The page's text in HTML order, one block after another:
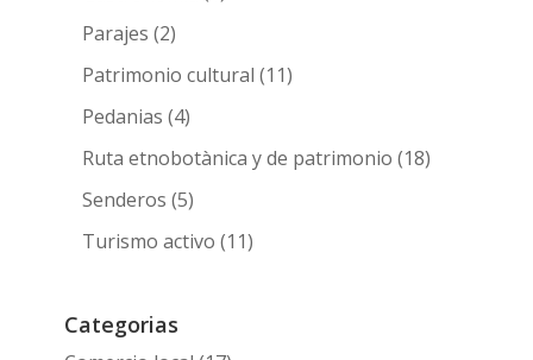
Parajes (2)
Patrimonio cultural (11)
Pedanias (4)
Ruta etnobotànica y de patrimonio (18)
Senderos (5)
Turismo activo (11)
Categorias